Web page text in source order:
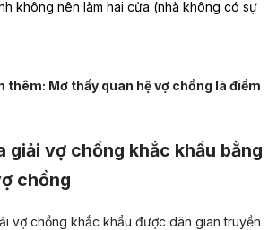
không nên làm hai cửa (nhà không có sự
thêm: Mơ thấy quan hệ vợ chồng là điềm
giải vợ chồng khắc khẩu bằng
chồng
vợ chồng khắc khẩu được dân gian truyền